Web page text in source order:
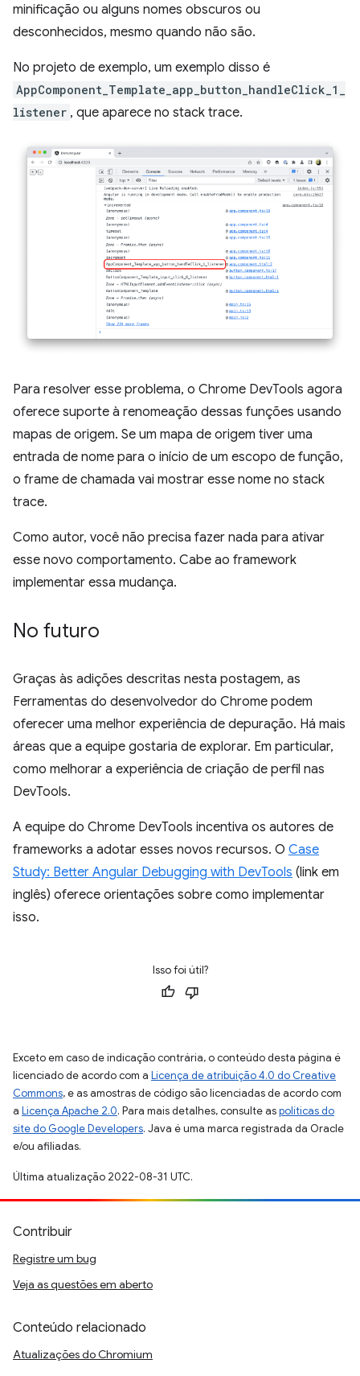
minificação ou alguns nomes obscuros ou
desconhecidos, mesmo quando não são.
No projeto de exemplo, um exemplo disso é
AppComponent_Template_app_button_handleClick_1_
listener , que aparece no stack trace.
Para resolver esse problema, o Chrome DevTools agora
oferece suporte à renomeação dessas funções usando
mapas de origem. Se um mapa de origem tiver uma
entrada de nome para o início de um escopo de função,
o frame de chamada vai mostrar esse nome no stack
trace.
Como autor, você não precisa fazer nada para ativar
esse novo comportamento. Cabe ao framework
implementar essa mudança.
No futuro
Graças às adições descritas nesta postagem, as
Ferramentas do desenvolvedor do Chrome podem
oferecer uma melhor experiência de depuração. Há mais
áreas que a equipe gostaria de explorar. Em particular,
como melhorar a experiência de criação de perfil nas
DevTools.
A equipe do Chrome DevTools incentiva os autores de
frameworks a adotar esses novos recursos. O Case
Study: Better Angular Debugging with DevTools (link em
inglês) oferece orientações sobre como implementar
isso.
Isso foi útil?
Exceto em caso de indicação contrária, o conteúdo desta página é
licenciado de acordo com a Licença de atribuição 4.0 do Creative
Commons, e as amostras de código são licenciadas de acordo com
a Licença Apache 2.0. Para mais detalhes, consulte aspolíticas do
site do Google Developers. Java é uma marca registrada da Oracle
e/ou afiliadas.
Última atualização 2022-08-31 UTC.
Contribuir
Registre um bug
Veja as questões em aberto
Conteúdo relacionado
Atualizações do Chromium